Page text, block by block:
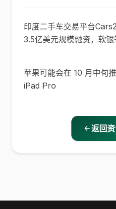
印度二手车交易平台
3.5亿美元规模融资，软银
苹果可能会在 10 月中旬
iPad Pro
返回